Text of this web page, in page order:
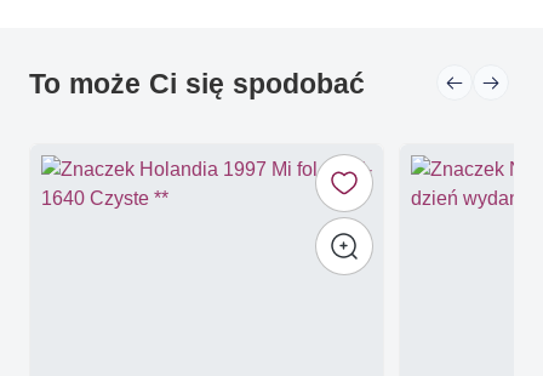
To może Ci się spodobać